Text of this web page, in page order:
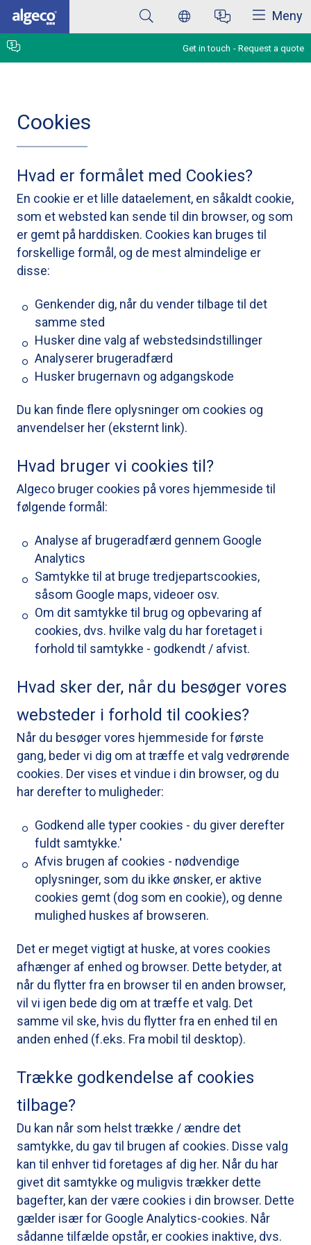
Skip
main
content
Meny
Get in touch Request a quote
Cookies
Hvad er formålet med Cookies?
En cookie er et lille dataelement, en såkaldt cookie,
som et websted kan sende til din browser, og som
er gemt på harddisken. Cookies kan bruges til
forskellige formål, og de mest almindelige er
disse:
Genkender dig, når du vender tilbage til det
samme sted
Husker dine valg af webstedsindstillinger
Analyserer brugeradfærd
Husker brugernavn og adgangskode
Du kan finde flere oplysninger om cookies og
anvendelser her (eksternt link).
Hvad bruger vi cookies til?
Algeco bruger cookies på vores hjemmeside til
følgende formål:
Analyse af brugeradfærd gennem Google
Analytics
Samtykke til at bruge tredjepartscookies,
såsom Google maps, videoer osv.
Om dit samtykke til brug og opbevaring af
cookies, dvs. hvilke valg du har foretaget i
forhold til samtykke - godkendt / afvist.
Hvad sker der, når du besøger vores
websteder i forhold til cookies?
Når du besøger vores hjemmeside for første
gang, beder vi dig om at træffe et valg vedrørende
cookies. Der vises et vindue i din browser, og du
har derefter to muligheder:
Godkend alle typer cookies - du giver derefter
fuldt samtykke.'
Afvis brugen af ​​cookies - nødvendige
oplysninger, som du ikke ønsker, er aktive
cookies gemt (dog som en cookie), og denne
mulighed huskes af browseren.
Det er meget vigtigt at huske, at vores cookies
afhænger af enhed og browser. Dette betyder, at
når du flytter fra en browser til en anden browser,
vil vi igen bede dig om at træffe et valg. Det
samme vil ske, hvis du flytter fra en enhed til en
anden enhed (f.eks. Fra mobil til desktop).
Trække godkendelse af cookies
tilbage?
Du kan når som helst trække / ændre det
samtykke, du gav til brugen af ​​cookies. Disse valg
kan til enhver tid foretages af dig her. Når du har
givet dit samtykke og muligvis trækker dette
bagefter, kan der være cookies i din browser. Dette
gælder især for Google Analytics-cookies. Når
sådanne tilfælde opstår, er cookies inaktive, dvs.